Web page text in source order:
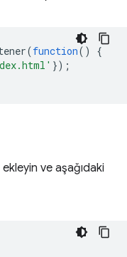
(function()
{
});
ve aşağıdaki